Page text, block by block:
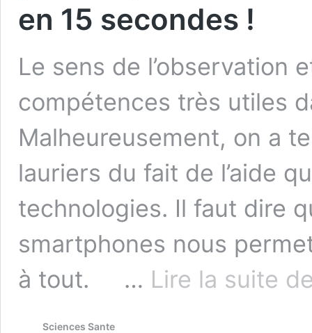
en 15 secondes !
Le sens de l’observation
compétences très utiles
Malheureusement, on a
lauriers du fait de l’aide
technologies. Il faut dire
smartphones nous
à tout. … Lire la suite
Sciences Sante